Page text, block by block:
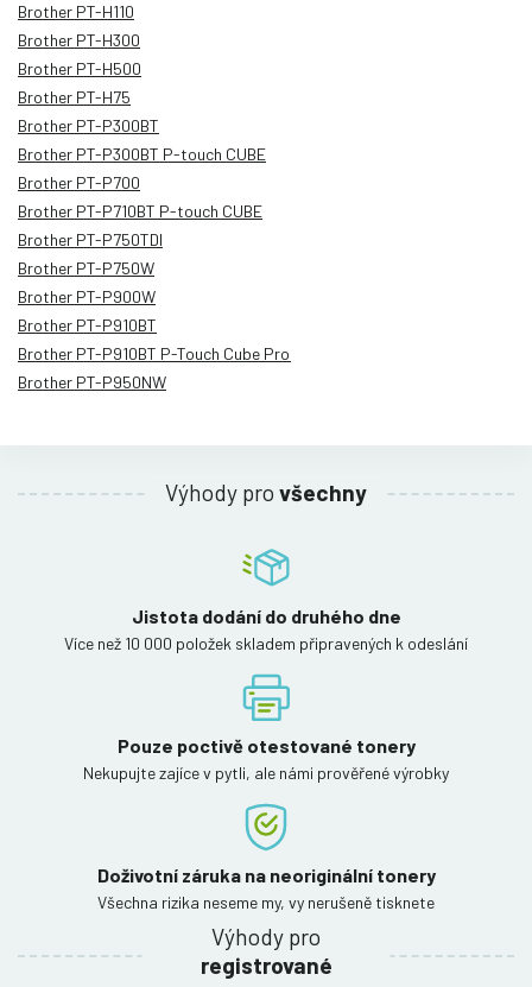
Brother PT-H110
Brother PT-H300
Brother PT-H500
Brother PT-H75
Brother PT-P300BT
Brother PT-P300BT P-touch CUBE
Brother PT-P700
Brother PT-P710BT P-touch CUBE
Brother PT-P750TDI
Brother PT-P750W
Brother PT-P900W
Brother PT-P910BT
Brother PT-P910BT P-Touch Cube Pro
Brother PT-P950NW
Výhody pro všechny
Jistota dodání do druhého dne
Více než 10 000 položek skladem připravených k odeslání
Pouze poctivě otestované tonery
Nekupujte zajíce v pytli, ale námi prověřené výrobky
Doživotní záruka na neoriginální tonery
Všechna rizika neseme my, vy nerušeně tisknete
Výhody pro
registrované